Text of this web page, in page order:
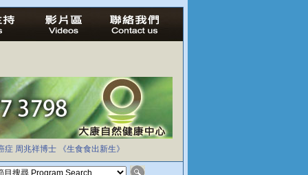
症 周兆祥博士 《生食食出新生》